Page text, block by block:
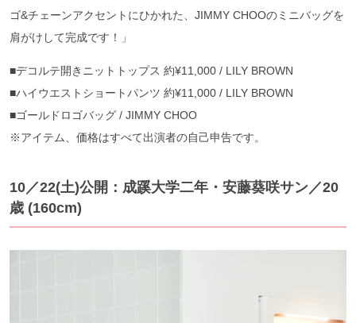
ゴ&チェーンアクセントにひかれた、JIMMY CHOOのミニバッグを
肩がけして完成です！」
■デコルテ開きニットトップス 約¥11,000 / LILY BROWN
■ハイウエストショートパンツ 約¥11,000 / LILY BROWN
■ゴールドロゴバッグ / JIMMY CHOO
※アイテム、価格はすべて出演者の自己申告です。
10／22(土)公開：成蹊大学二年・安藤葵咲サン／20
歳 (160cm)